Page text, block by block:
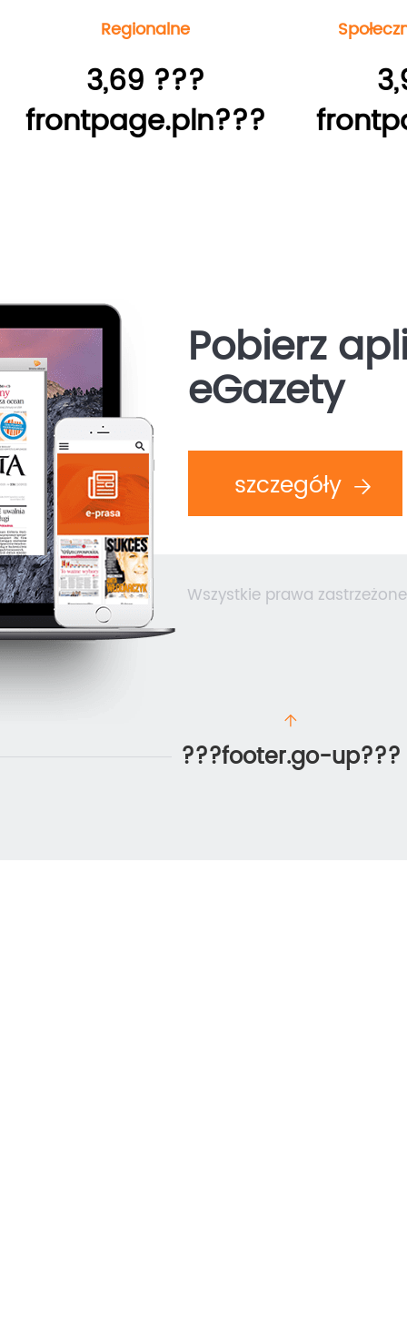
Regionalne
3,69 ???
frontpage.pln???
Pobierz
eGazety
szczegóły
Wszystkie prawa
???footer.go-up???